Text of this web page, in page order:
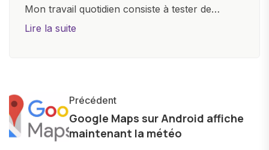
Mon travail quotidien consiste à tester de
nouveaux appareils, à rédiger des critiques
informations précises et pertinentes pour aider
les consommateurs à comprendre et à naviguer
dans le paysage technologique en constante
évolution.
Lire la suite
Précédent
Google Maps sur Android affiche
maintenant la météo